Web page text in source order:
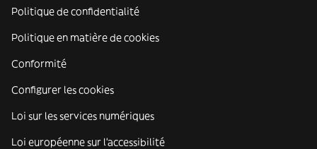
Politique de confidentialité
Politique en matière de cookies
Conformité
Configurer les cookies
Loi sur les services numériques
Loi européenne sur l’accessibilité